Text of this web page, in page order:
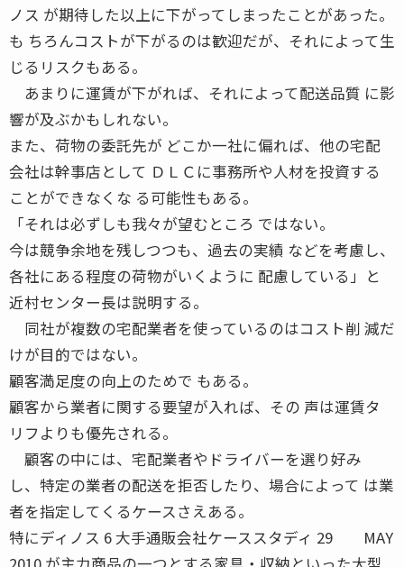
ノス が期待した以上に下がってしまったことがあった。
も ちろんコストが下がるのは歓迎だが、それによって生
じるリスクもある。
あまりに運賃が下がれば、それによって配送品質 に影
響が及ぶかもしれない。
また、荷物の委託先が どこか一社に偏れば、他の宅配
会社は幹事店として ＤＬＣに事務所や人材を投資する
ことができなくな る可能性もある。
「それは必ずしも我々が望むところ ではない。
今は競争余地を残しつつも、過去の実績 などを考慮し、
各社にある程度の荷物がいくように 配慮している」と
近村センター長は説明する。
同社が複数の宅配業者を使っているのはコスト削 減だ
けが目的ではない。
顧客満足度の向上のためで もある。
顧客から業者に関する要望が入れば、その 声は運賃タ
リフよりも優先される。
顧客の中には、宅配業者やドライバーを選り好み
し、特定の業者の配送を拒否したり、場合によって は業
者を指定してくるケースさえある。
特にディノス 6 大手通販会社ケーススタディ 29 MAY